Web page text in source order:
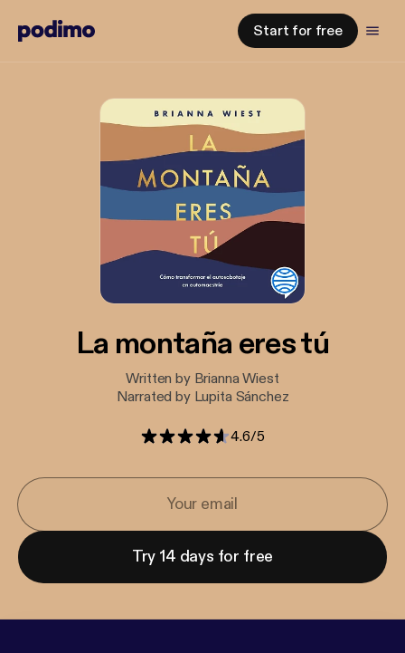
Start for free
La montaña eres tú
Written by Brianna Wiest
Narrated by Lupita Sánchez
4.6/5
Try 14 days for free